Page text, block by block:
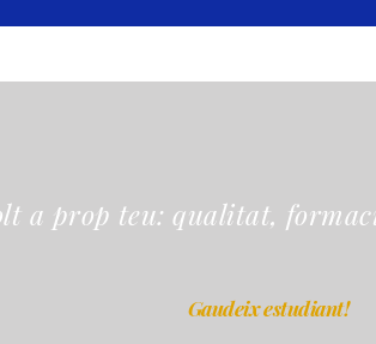
a prop teu: qualitat,
Gaudeix estudiant!